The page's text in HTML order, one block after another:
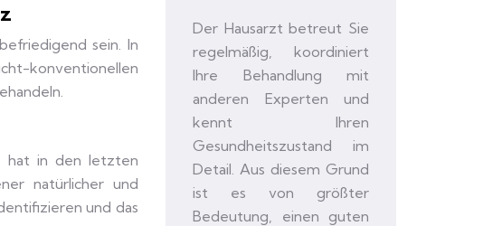
sein. In
konventionellen
hat in den letzten
natürlicher und
und das
Der Hausarzt betreut Sie
regelmäßig, koordiniert
Ihre Behandlung mit
anderen Experten und
kennt Ihren
Gesundheitszustand im
Detail. Aus diesem Grund
ist es von größter
Bedeutung, einen guten